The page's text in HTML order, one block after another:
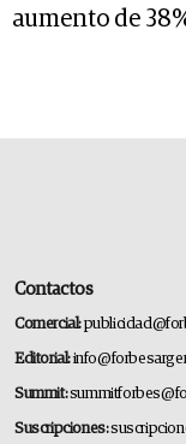
aumento de
Contactos
Comercial:
Editorial:
Summit:
Suscripciones: